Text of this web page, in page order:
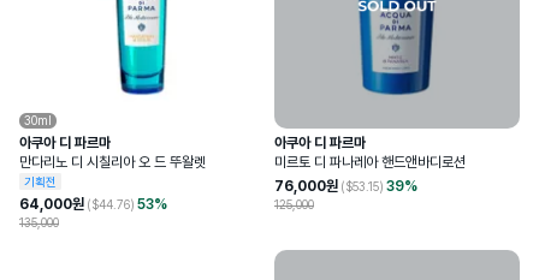
30ml
아쿠아 디 파르마
만다리노 디 시칠리아 오 드 뚜왈렛
기획전
64,000원 ($44.76) 53%
135,000
아쿠아 디 파르마
미르토 디 파나레아 핸드앤바디로션
76,000원 ($53.15) 39%
125,000